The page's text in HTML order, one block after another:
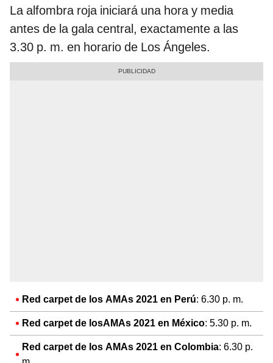
La alfombra roja iniciará una hora y media
antes de la gala central, exactamente a las
3.30 p. m. en horario de Los Ángeles.
Red carpet de los AMAs 2021 en Perú: 6.30 p. m.
Red carpet de losAMAs 2021 en México: 5.30 p. m.
Red carpet de los AMAs 2021 en Colombia: 6.30 p.